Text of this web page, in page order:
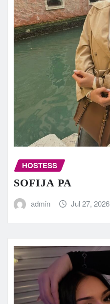
HOSTESS
SOFIJA PA
admin Jul 27, 2026